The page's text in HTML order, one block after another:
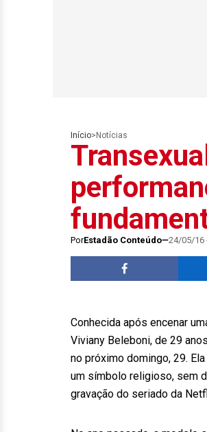
Início> Notícias
PorEstadão Conteúdo 24/05/16
Conhecida após encenar
Viviany Beleboni, de 29
no próximo domingo, 29.
um símbolo religioso, sem
gravação do seriado da